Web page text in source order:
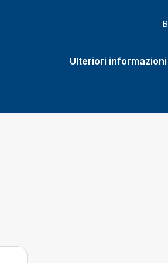
Ulteriori informazioni